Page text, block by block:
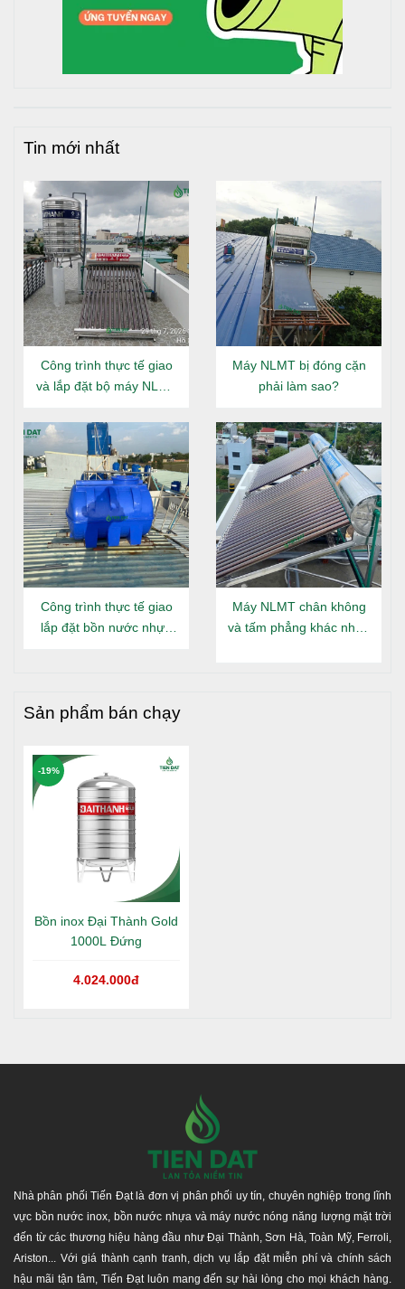
Tin mới nhất
Công trình thực tế giao
và lắp đặt bộ máy NLMT
Đông Hưng Thuận
Máy NLMT bị đóng cặn
phải làm sao?
Công trình thực tế giao
lắp đặt bồn nước nhựa
Máy NLMT chân không
và tấm phẳng khác nhau
Sản phẩm bán chạy
Bồn inox Đại Thành Gold
1000L Đứng
4.024.000đ
-19%
Nhà phân phối Tiến Đạt là đơn vị phân phối uy tín, chuyên nghiệp trong lĩnh
vực bồn nước inox, bồn nước nhựa và máy nước nóng năng lượng mặt trời
đến từ các thương hiệu hàng đầu như Đại Thành, Sơn Hà, Toàn Mỹ, Ferroli,
Ariston... Với giá thành cạnh tranh, dịch vụ lắp đặt miễn phí và chính sách
hậu mãi tận tâm, Tiến Đạt luôn mang đến sự hài lòng cho mọi khách hàng.